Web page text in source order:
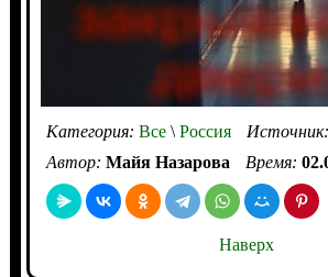
Категория: Все\Россия Источник:
Автор: Майя Назарова Время:
Наверх